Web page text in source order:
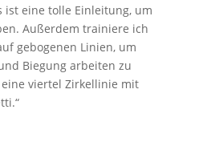
ist eine tolle Einleitung, um
Außerdem trainiere ich
gebogenen Linien, um
Biegung arbeiten zu
viertel Zirkellinie mit